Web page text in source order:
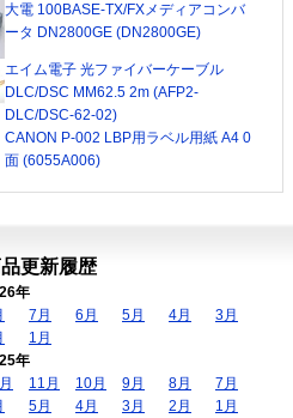
大電 100BASE-TX/FXメディアコンバ
ータ DN2800GE (DN2800GE)
エイム電子 光ファイバーケーブル
DLC/DSC MM62.5 2m (AFP2-
DLC/DSC-62-02)
CANON P-002 LBP用ラベル用紙 A4 0
面 (6055A006)
更新履歴
年
7月 6月 5月 4月
3月
1月
年
11月 10月 9月 8月
7月
5月 4月 3月 2月
1月